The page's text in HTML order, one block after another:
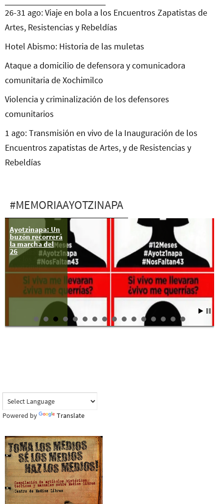
26-31 ago: Viaje en bola a los Encuentros Zapatistas de
Artes, Resistencias y Rebeldías
Hotel Abismo: Historia de las muletas
Ataque a domicilio de defensora y comunicadora
comunitaria de Xochimilco
Violencia y criminalización de los defensores
comunitarios
1 ago: Transmisión en vivo de la Inauguración de los
Encuentros zapatistas de Artes, y de Resistencias y
Rebeldías
#MEMORIAAYOTZINAPA
Ayotzinapa: Un
buzón recorrerá
la marcha del
26
Represión a
estudiantes en
Puebla que se
manifestaban
por los 43 de
Ayotzinapa
Powered by Translate